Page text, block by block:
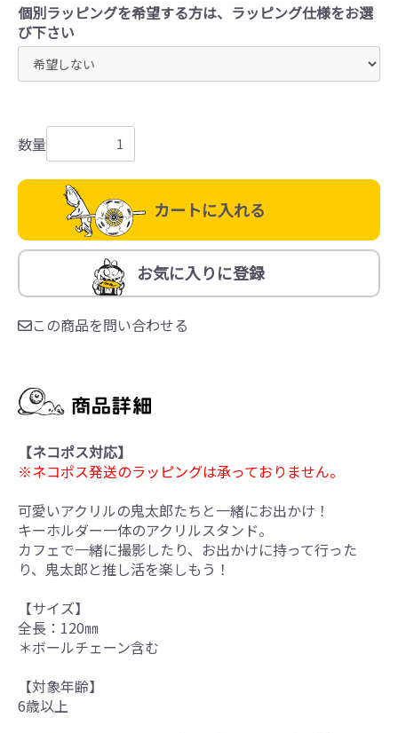
個別ラッピングを希望する方は、ラッピング仕様をお選
び下さい
数量
カートに入れる
お気に入りに登録
この商品を問い合わせる
【ネコポス対応】
※ネコポス発送のラッピングは承っておりません。
可愛いアクリルの鬼太郎たちと一緒にお出かけ！
キーホルダー一体のアクリルスタンド。
カフェで一緒に撮影したり、お出かけに持って行った
り、鬼太郎と推し活を楽しもう！
【サイズ】
全長：120㎜
＊ボールチェーン含む
【対象年齢】
6歳以上